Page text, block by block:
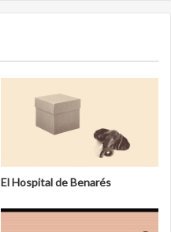
El Hospital de Benarés